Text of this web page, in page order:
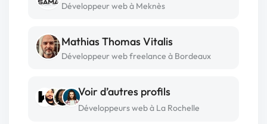
Développeur web à Meknès
Mathias Thomas Vitalis
Développeur web freelance à Bordeaux
Voir d’autres profils
Développeurs web à La Rochelle